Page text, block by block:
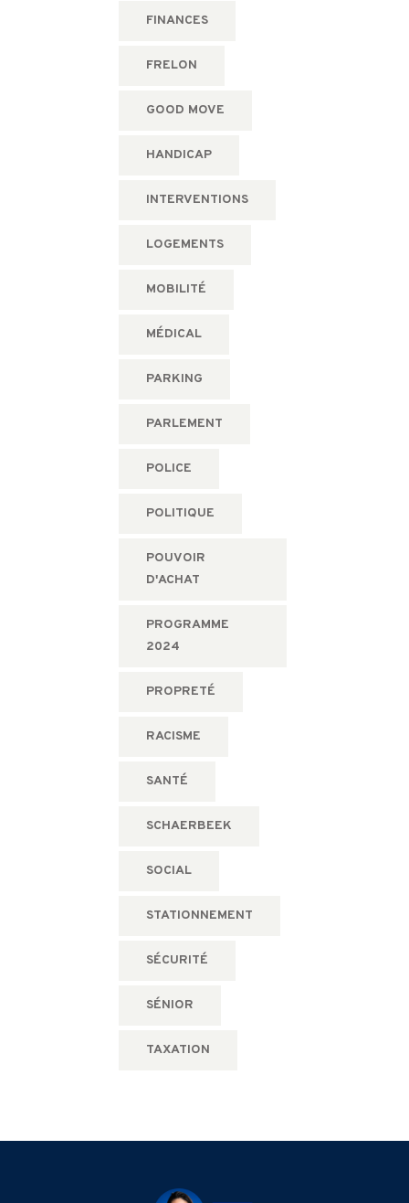
FINANCES
FRELON
GOOD MOVE
HANDICAP
INTERVENTIONS
LOGEMENTS
MOBILITÉ
MÉDICAL
PARKING
PARLEMENT
POLICE
POLITIQUE
POUVOIR
D'ACHAT
PROGRAMME
2024
PROPRETÉ
RACISME
SANTÉ
SCHAERBEEK
SOCIAL
STATIONNEMENT
SÉCURITÉ
SÉNIOR
TAXATION